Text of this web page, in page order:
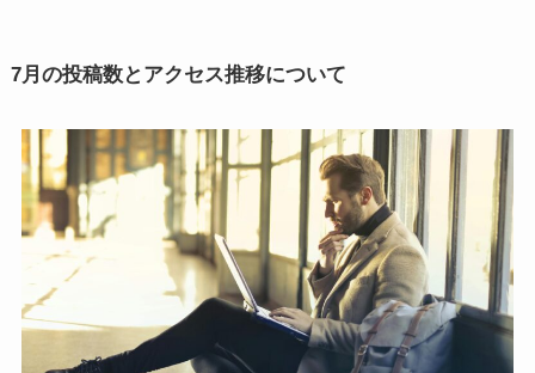
7月の投稿数とアクセス推移について